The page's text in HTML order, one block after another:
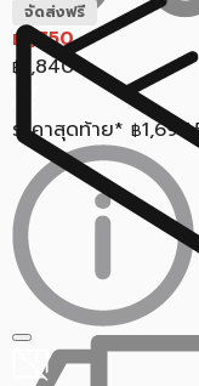
จัดส่งฟรี
฿ 1,750
฿ 1,840
ราคาสุดท้าย* ฿